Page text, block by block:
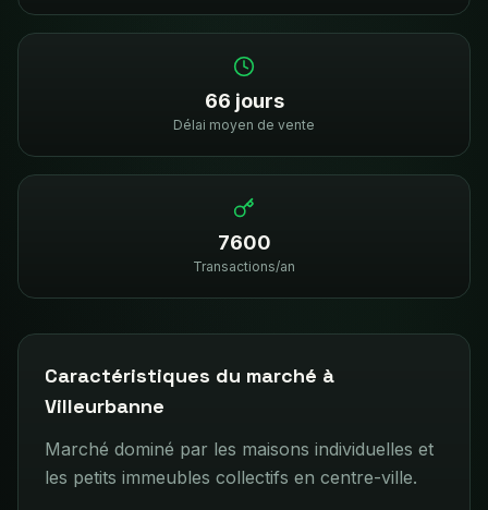
66 jours
Délai moyen de vente
7600
Transactions/an
Caractéristiques du marché à
Villeurbanne
Marché dominé par les maisons individuelles et
les petits immeubles collectifs en centre-ville.